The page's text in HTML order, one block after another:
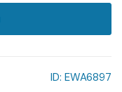
ID: EWA6897